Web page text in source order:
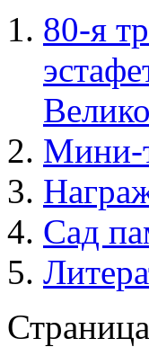
80-я
Мини-
Сад